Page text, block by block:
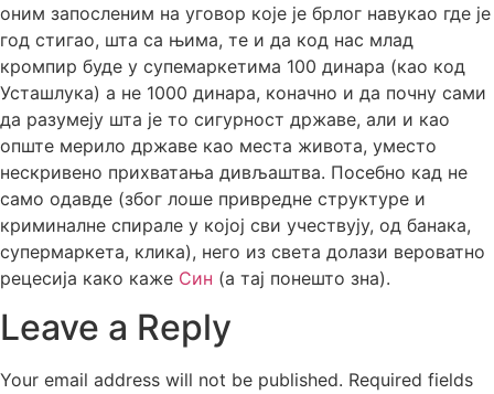
оним запосленим на уговор које је брлог навукао где је
год стигао, шта са њима, те и да код нас млад
кромпир буде у супемаркетима 100 динара (као код
Усташлука) а не 1000 динара, коначно и да почну сами
да разумеју шта је то сигурност државе, али и као
опште мерило државе као места живота, уместо
нескривено прихватања дивљаштва. Посебно кад не
само одавде (због лоше привредне структуре и
криминалне спирале у којој сви учествују, од банака,
супермаркета, клика), него из света долази вероватно
рецесија како каже Син (а тај понешто зна).
Leave a Reply
Your email address will not be published. Required fields